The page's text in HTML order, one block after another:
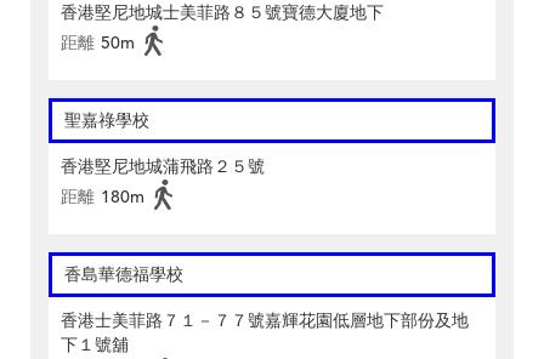
香港堅尼地城士美菲路８５號寶德大廈地下
距離 50m
聖嘉祿學校
香港堅尼地城蒲飛路２５號
距離 180m
香島華德福學校
香港士美菲路７１－７７號嘉輝花園低層地下部份及地
下１號舖